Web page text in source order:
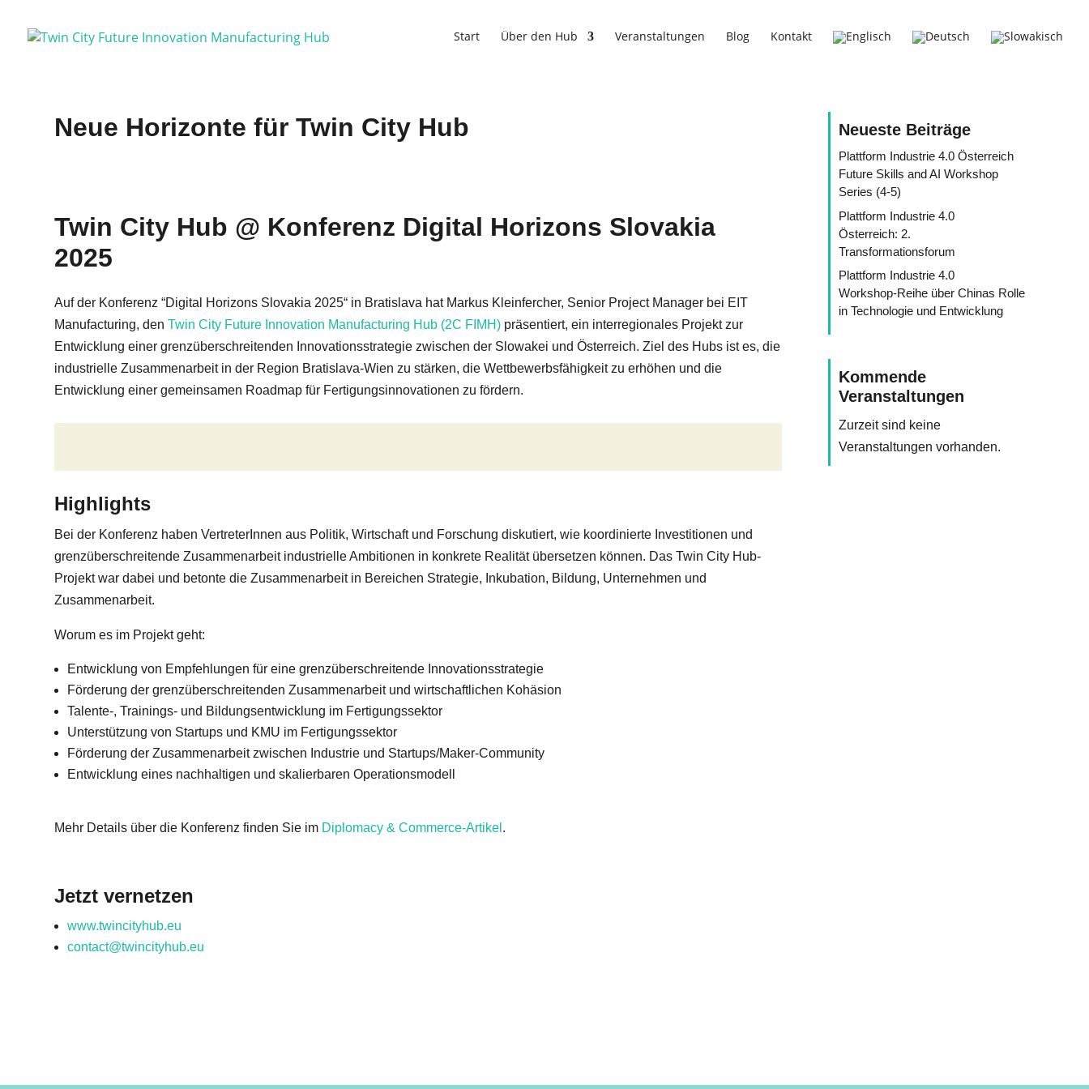
Start Über den Hub Veranstaltungen Blog Kontakt
Neue Horizonte für Twin City Hub
Twin City Hub @ Konferenz Digital Horizons Slovakia
2025
Auf der Konferenz “Digital Horizons Slovakia 2025“ in Bratislava hat Markus Kleinfercher, Senior Project Manager bei EIT
Manufacturing, denTwin City Future Innovation Manufacturing Hub (2C FIMH) präsentiert, ein interregionales Projekt zur
Entwicklung einer grenzüberschreitenden Innovationsstrategie zwischen der Slowakei und Österreich. Ziel des Hubs ist es, die
industrielle Zusammenarbeit in der Region Bratislava-Wien zu stärken, die Wettbewerbsfähigkeit zu erhöhen und die
Entwicklung einer gemeinsamen Roadmap für Fertigungsinnovationen zu fördern.
Highlights
Bei der Konferenz haben VertreterInnen aus Politik, Wirtschaft und Forschung diskutiert, wie koordinierte Investitionen und
grenzüberschreitende Zusammenarbeit industrielle Ambitionen in konkrete Realität übersetzen können. Das Twin City Hub-
Projekt war dabei und betonte die Zusammenarbeit in Bereichen Strategie, Inkubation, Bildung, Unternehmen und
Zusammenarbeit.
Worum es im Projekt geht:
Entwicklung von Empfehlungen für eine grenzüberschreitende Innovationsstrategie
Förderung der grenzüberschreitenden Zusammenarbeit und wirtschaftlichen Kohäsion
Talente-, Trainings- und Bildungsentwicklung im Fertigungssektor
Unterstützung von Startups und KMU im Fertigungssektor
Förderung der Zusammenarbeit zwischen Industrie und Startups/Maker-Community
Entwicklung eines nachhaltigen und skalierbaren Operationsmodell
Mehr Details über die Konferenz finden Sie im Diplomacy & Commerce-Artikel .
Jetzt vernetzen
www.twincityhub.eu
contact@twincityhub.eu
Neueste Beiträge
Plattform Industrie 4.0 Österreich
Future Skills and AI Workshop
Series (4-5)
Plattform Industrie 4.0
Österreich: 2.
Transformationsforum
Plattform Industrie 4.0
Workshop-Reihe über Chinas Rolle
in Technologie und Entwicklung
Kommende
Veranstaltungen
Zurzeit sind keine
Veranstaltungen vorhanden.